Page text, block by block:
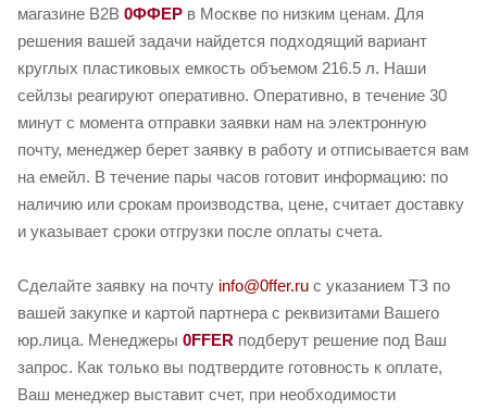
магазине B2B 0ФФЕР в Москве по низким ценам. Для
решения вашей задачи найдется подходящий вариант
круглых пластиковых емкость объемом 216.5 л. Наши
сейлзы реагируют оперативно. Оперативно, в течение 30
минут с момента отправки заявки нам на электронную
почту, менеджер берет заявку в работу и отписывается вам
на емейл. В течение пары часов готовит информацию: по
наличию или срокам производства, цене, считает доставку
и указывает сроки отгрузки после оплаты счета.
Сделайте заявку на почту info@0ffer.ru с указанием ТЗ по
вашей закупке и картой партнера с реквизитами Вашего
юр.лица. Менеджеры 0FFER подберут решение под Ваш
запрос. Как только вы подтвердите готовность к оплате,
Ваш менеджер выставит счет, при необходимости